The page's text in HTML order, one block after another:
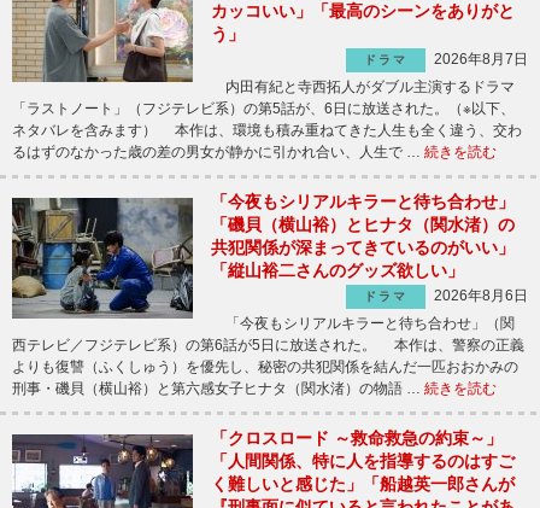
カッコいい」「最高のシーンをありがと
う」
ドラマ
2026年8月7日
内田有紀と寺西拓人がダブル主演するドラマ
「ラストノート」（フジテレビ系）の第5話が、6日に放送された。（※以下、
ネタバレを含みます） 本作は、環境も積み重ねてきた人生も全く違う、交わ
るはずのなかった歳の差の男女が静かに引かれ合い、人生で … 続きを読む
「今夜もシリアルキラーと待ち合わせ」
「磯貝（横山裕）とヒナタ（関水渚）の
共犯関係が深まってきているのがいい」
「縦山裕二さんのグッズ欲しい」
ドラマ
2026年8月6日
「今夜もシリアルキラーと待ち合わせ」（関
西テレビ／フジテレビ系）の第6話が5日に放送された。 本作は、警察の正義
よりも復讐（ふくしゅう）を優先し、秘密の共犯関係を結んだ一匹おおかみの
刑事・磯貝（横山裕）と第六感女子ヒナタ（関水渚）の物語 … 続きを読む
「クロスロード ～救命救急の約束～」
「人間関係、特に人を指導するのはすご
く難しいと感じた」「船越英一郎さんが